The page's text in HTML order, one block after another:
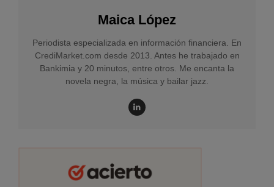
Maica López
Periodista especializada en información financiera. En
CrediMarket.com desde 2013. Antes he trabajado en
Bankimia y 20 minutos, entre otros. Me encanta la
novela negra, la música y bailar jazz.